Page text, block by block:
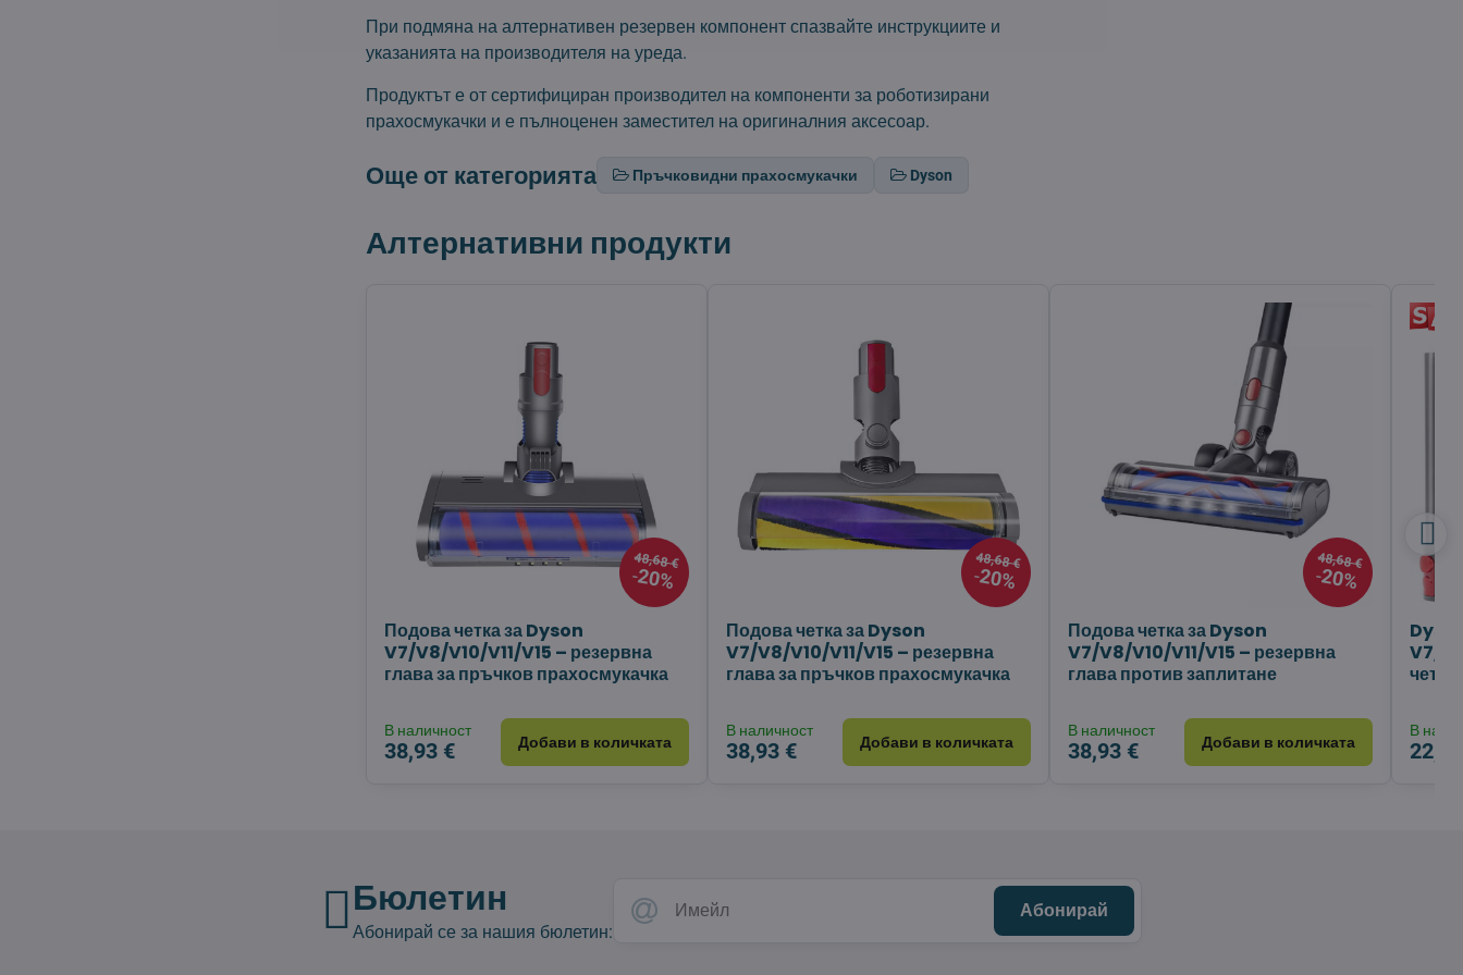
При подмяна на алтернативен резервен компонент спазвайте инструкциите и
указанията на производителя на уреда.
Продуктът е от сертифициран производител на компоненти за роботизирани
прахосмукачки и е пълноценен заместител на оригиналния аксесоар.
Още от категорията Пръчковидни прахосмукачки Dyson
Алтернативни продукти
48,68 €
20%
Подова четка за Dyson
V7/V8/V10/V11/V15 – резервна
глава за пръчков прахосмукачка
В наличност
38,93 € Добави в количката
48,68 €
20%
Подова четка за Dyson
V7/V8/V10/V11/V15 – резервна
глава за пръчков прахосмукачка
В наличност
38,93 € Добави в количката
48,68 €
20%
Подова четка за Dyson
V7/V8/V10/V11/V15 – резервна
глава против заплитане
В наличност
38,93 € Добави в количката
V7/
В
Бюлетин
Абонирай се за нашия бюлетин:
Абонирай